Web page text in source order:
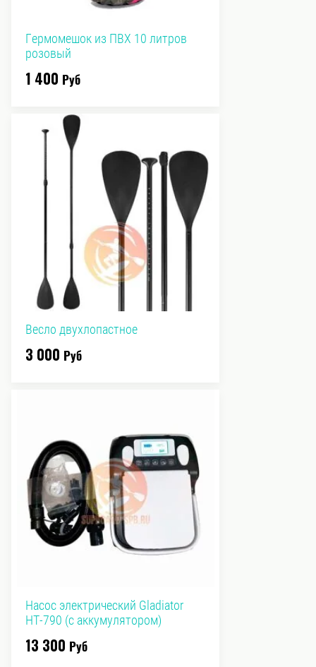
Гермомешок из ПВХ 10 литров
розовый
1 400 Руб
Весло двухлопастное
3 000 Руб
Насос электрический Gladiator
НТ-790 (с аккумулятором)
13 300 Руб